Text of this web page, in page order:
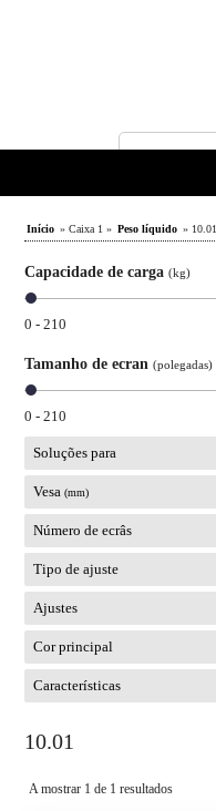
Início » Caixa 1 » Peso líquido » 10.01
Capacidade de carga(kg)
0 - 210
Tamanho de ecran(polegadas)
0 - 210
Soluções para
Vesa (mm)
Número de ecrâs
Tipo de ajuste
Ajustes
Cor principal
Características
10.01
A mostrar 1 de 1 resultados